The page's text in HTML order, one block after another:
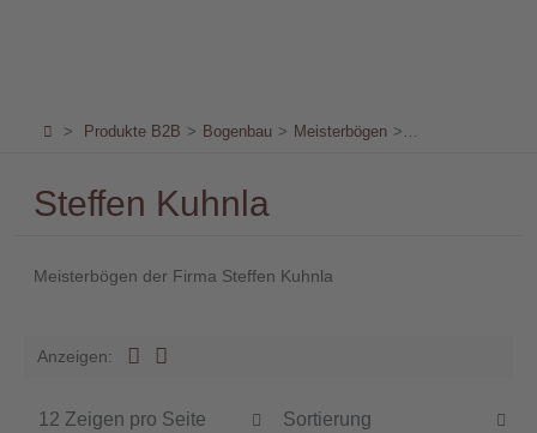
uns
> Produkte B2B > Bogenbau > Meisterbögen > Für Kontrabass
Steffen Kuhnla
Meisterbögen der Firma Steffen Kuhnla
Anzeigen: